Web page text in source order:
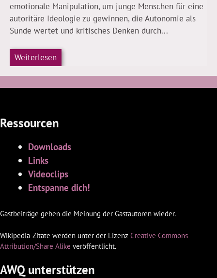
emotionale Manipulation, um junge Menschen für eine
autoritäre Ideologie zu gewinnen, die Autonomie als
Sünde wertet und kritisches Denken durch...
Weiterlesen
Ressourcen
Downloads
Links
Videoclips
Entspanne dich!
Gastbeiträge geben die Meinung der Gastautoren wieder.
Wikipedia-Zitate werden unter der Lizenz Creative Commons
Attribution/Share Alike veröffentlicht.
AWQ unterstützen